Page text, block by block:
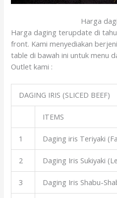
Harga
Harga daging terupdate di
front. Kami menyediakan
table di bawah ini untuk menu
Outlet kami :
DAGING IRIS (SLICED BEEF)
ITEMS
1 Daging iris Teriyaki
2 Daging Iris Sukiyaki
3 Daging Iris Shabu-